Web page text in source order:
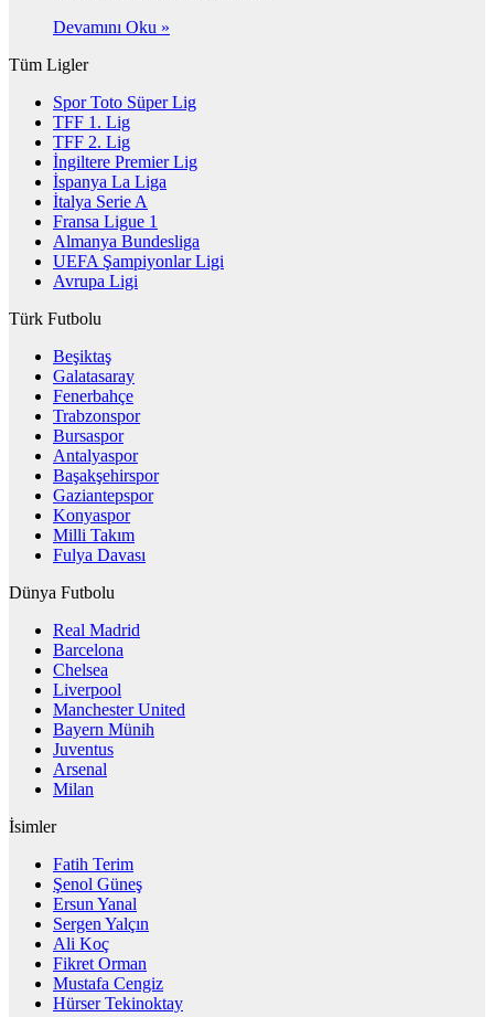
Devamını Oku »
Tüm Ligler
Spor Toto Süper Lig
TFF 1. Lig
TFF 2. Lig
İngiltere Premier Lig
İspanya La Liga
İtalya Serie A
Fransa Ligue 1
Almanya Bundesliga
UEFA Şampiyonlar Ligi
Avrupa Ligi
Türk Futbolu
Beşiktaş
Galatasaray
Fenerbahçe
Trabzonspor
Bursaspor
Antalyaspor
Başakşehirspor
Gaziantepspor
Konyaspor
Milli Takım
Fulya Davası
Dünya Futbolu
Real Madrid
Barcelona
Chelsea
Liverpool
Manchester United
Bayern Münih
Juventus
Arsenal
Milan
İsimler
Fatih Terim
Şenol Güneş
Ersun Yanal
Sergen Yalçın
Ali Koç
Fikret Orman
Mustafa Cengiz
Hürser Tekinoktay